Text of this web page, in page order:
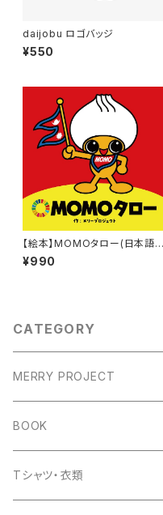
daijobu ロゴバッジ
¥550
【絵本】MOMOタロー(日本語v
er)
¥990
CATEGORY
MERRY PROJECT
BOOK
Tシャツ・衣類